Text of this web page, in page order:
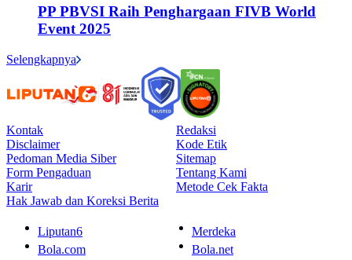
PP PBVSI Raih Penghargaan FIVB World
Event 2025
Selengkapnya
Kontak
Redaksi
Disclaimer
Kode Etik
Pedoman Media Siber
Sitemap
Form Pengaduan
Tentang Kami
Karir
Metode Cek Fakta
Hak Jawab dan Koreksi Berita
Liputan6
Merdeka
Bola.com
Bola.net